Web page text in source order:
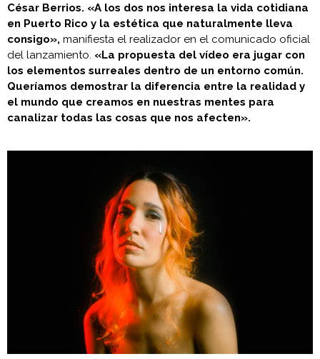
César Berrios. «A los dos nos interesa la vida cotidiana
en Puerto Rico y la estética que naturalmente lleva
consigo», manifiesta el realizador en el comunicado oficial
del lanzamiento. «La propuesta del vídeo era jugar con
los elementos surreales dentro de un entorno común.
Queríamos demostrar la diferencia entre la realidad y
el mundo que creamos en nuestras mentes para
canalizar todas las cosas que nos afecten».